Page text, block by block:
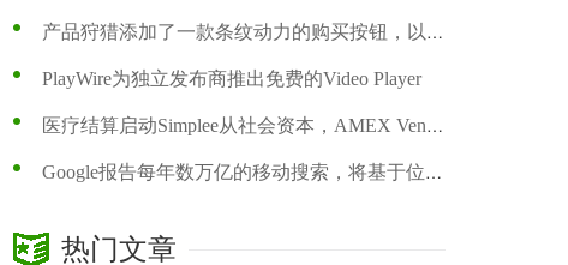
产品狩猎添加了一款条纹动力的购买按钮，以便您可以在网站上购物
PlayWire为独立发布商推出免费的Video Player
医疗结算启动Simplee从社会资本，AMEX Ventures和其他人收集2000万美元
Google报告每年数万亿的移动搜索，将基于位置的特征添加到AdWords
热门文章